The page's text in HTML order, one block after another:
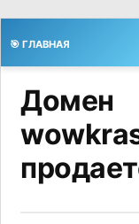
🎯 ГЛАВНАЯ
Домен